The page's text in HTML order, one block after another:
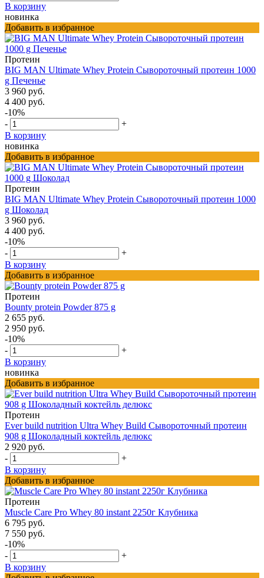
В корзину
новинка
Добавить в избранное
Протеин
BIG MAN Ultimate Whey Protein Сывороточный протеин 1000
g Печенье
3 960 руб.
4 400 руб.
-10%
-
+
В корзину
новинка
Добавить в избранное
Протеин
BIG MAN Ultimate Whey Protein Сывороточный протеин 1000
g Шоколад
3 960 руб.
4 400 руб.
-10%
-
+
В корзину
Добавить в избранное
Протеин
Bounty protein Powder 875 g
2 655 руб.
2 950 руб.
-10%
-
+
В корзину
новинка
Добавить в избранное
Протеин
Ever build nutrition Ultra Whey Build Сывороточный протеин
908 g Шоколадный коктейль делюкс
2 920 руб.
-
+
В корзину
Добавить в избранное
Протеин
Muscle Care Pro Whey 80 instant 2250г Клубника
6 795 руб.
7 550 руб.
-10%
-
+
В корзину